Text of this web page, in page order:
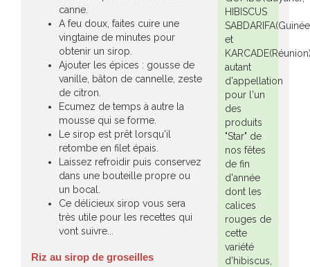
HIBISCUS
et
autant
d'appellation
pour l'un
des
produits
"Star" de
nos fêtes
de fin
d'année
dont les
calices
rouges de
cette
variété
d’hibiscus,
canne.
A feu doux, faites cuire une
vingtaine de minutes pour
obtenir un sirop.
Ajouter les épices : gousse de
vanille, bâton de cannelle, zeste
de citron.
Ecumez de temps à autre la
mousse qui se forme.
Le sirop est prêt lorsqu'il
retombe en filet épais.
Laissez refroidir puis conservez
dans une bouteille propre ou
un bocal.
Ce délicieux sirop vous sera
très utile pour les recettes qui
vont suivre...
Riz au sirop de groseilles